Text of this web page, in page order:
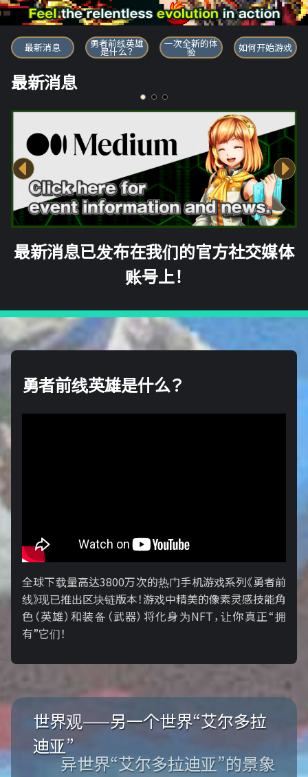
勇者前线英雄
最新消息 勇者前线英雄
是什么？
一次全新的体
验 如何开始游戏
最新消息
最新消息已发布在我们的官方社交媒体
账号上！
勇者前线英雄是什么？
全球下载量高达3800万次的热门手机游戏系列《勇者前
线》现已推出区块链版本！游戏中精美的像素灵感技能角
色（英雄）和装备（武器）将化身为NFT，让你真正“拥
有”它们！
世界观——另一个世界“艾尔多拉
迪亚”
异世界“艾尔多拉迪亚”的景象